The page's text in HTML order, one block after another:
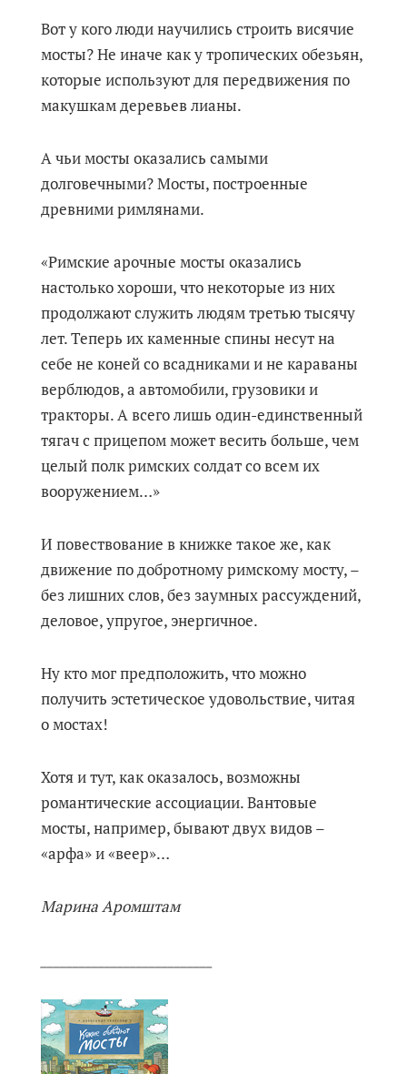
Вот у кого люди научились строить висячие
мосты? Не иначе как у тропических обезьян,
которые используют для передвижения по
макушкам деревьев лианы.
А чьи мосты оказались самыми
долговечными? Мосты, построенные
древними римлянами.
«Римские арочные мосты оказались
настолько хороши, что некоторые из них
продолжают служить людям третью тысячу
лет. Теперь их каменные спины несут на
себе не коней со всадниками и не караваны
верблюдов, а автомобили, грузовики и
тракторы. А всего лишь один-единственный
тягач с прицепом может весить больше, чем
целый полк римских солдат со всем их
вооружением…»
И повествование в книжке такое же, как
движение по добротному римскому мосту, –
без лишних слов, без заумных рассуждений,
деловое, упругое, энергичное.
Ну кто мог предположить, что можно
получить эстетическое удовольствие, читая
о мостах!
Хотя и тут, как оказалось, возможны
романтические ассоциации. Вантовые
мосты, например, бывают двух видов –
«арфа» и «веер»…
Марина Аромштам